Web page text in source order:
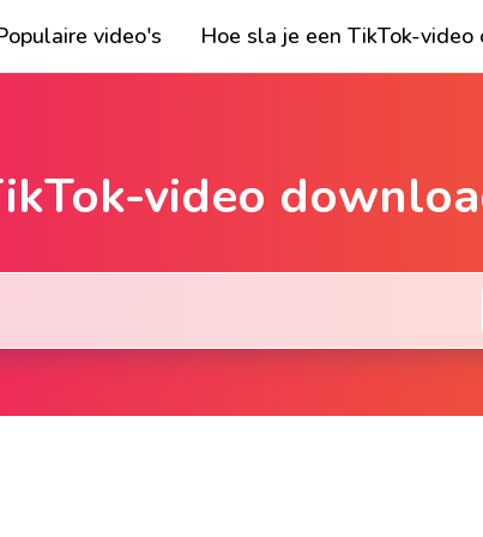
video's Hoe sla je een TikTok-video
video